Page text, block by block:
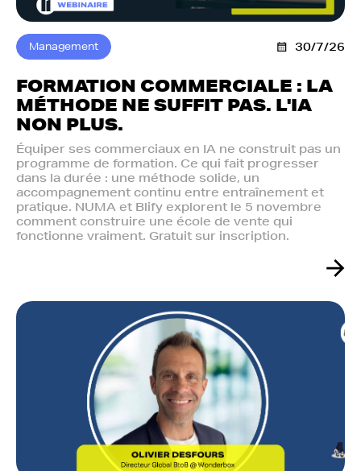
Management 30/7/26
FORMATION COMMERCIALE : LA
MÉTHODE NE SUFFIT PAS. L'IA
NON PLUS.‍
Équiper ses commerciaux en IA ne construit pas un
programme de formation. Ce qui fait progresser
dans la durée : une méthode solide, un
accompagnement continu entre entraînement et
pratique. NUMA et Blify explorent le 5 novembre
comment construire une école de vente qui
fonctionne vraiment. Gratuit sur inscription.